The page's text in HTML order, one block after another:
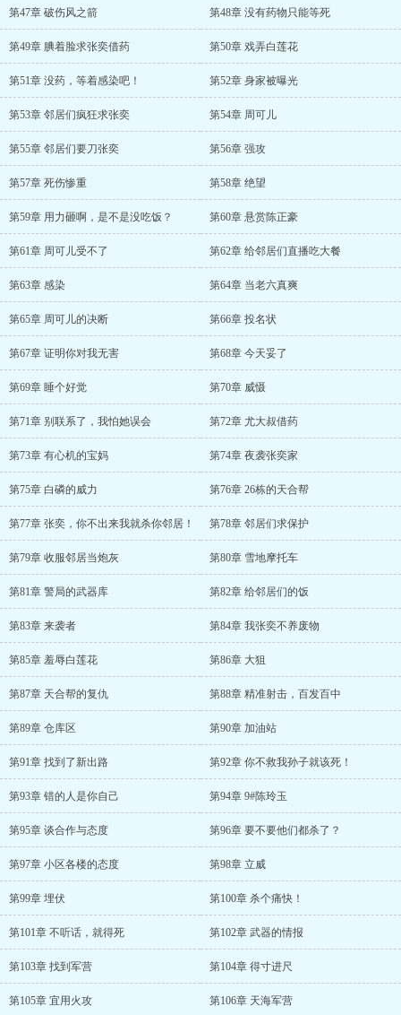
第47章 破伤风之箭 第48章 没有药物只能等死
第49章 腆着脸求张奕借药 第50章 戏弄白莲花
第51章 没药，等着感染吧！ 第52章 身家被曝光
第53章 邻居们疯狂求张奕 第54章 周可儿
第55章 邻居们要刀张奕 第56章 强攻
第57章 死伤惨重 第58章 绝望
第59章 用力砸啊，是不是没吃饭？ 第60章 悬赏陈正豪
第61章 周可儿受不了 第62章 给邻居们直播吃大餐
第63章 感染 第64章 当老六真爽
第65章 周可儿的决断 第66章 投名状
第67章 证明你对我无害 第68章 今天妥了
第69章 睡个好觉 第70章 威慑
第71章 别联系了，我怕她误会 第72章 尤大叔借药
第73章 有心机的宝妈 第74章 夜袭张奕家
第75章 白磷的威力 第76章 26栋的天合帮
第77章 张奕，你不出来我就杀你邻居！ 第78章 邻居们求保护
第79章 收服邻居当炮灰 第80章 雪地摩托车
第81章 警局的武器库 第82章 给邻居们的饭
第83章 来袭者 第84章 我张奕不养废物
第85章 羞辱白莲花 第86章 大狙
第87章 天合帮的复仇 第88章 精准射击，百发百中
第89章 仓库区 第90章 加油站
第91章 找到了新出路 第92章 你不救我孙子就该死！
第93章 错的人是你自己 第94章 9#陈玲玉
第95章 谈合作与态度 第96章 要不要他们都杀了？
第97章 小区各楼的态度 第98章 立威
第99章 埋伏 第100章 杀个痛快！
第101章 不听话，就得死 第102章 武器的情报
第103章 找到军营 第104章 得寸进尺
第105章 宜用火攻 第106章 天海军营